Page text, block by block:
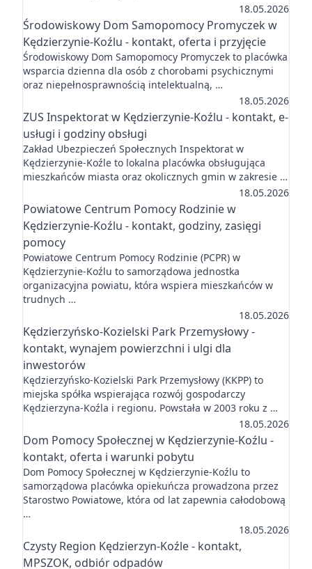
18.05.2026
Środowiskowy Dom Samopomocy Promyczek w
Kędzierzynie-Koźlu - kontakt, oferta i przyjęcie
Środowiskowy Dom Samopomocy Promyczek to placówka
wsparcia dzienna dla osób z chorobami psychicznymi
oraz niepełnosprawnością intelektualną, …
18.05.2026
ZUS Inspektorat w Kędzierzynie-Koźlu - kontakt, e-
usługi i godziny obsługi
Zakład Ubezpieczeń Społecznych Inspektorat w
Kędzierzynie-Koźle to lokalna placówka obsługująca
mieszkańców miasta oraz okolicznych gmin w zakresie …
18.05.2026
Powiatowe Centrum Pomocy Rodzinie w
Kędzierzynie-Koźlu - kontakt, godziny, zasięgi
pomocy
Powiatowe Centrum Pomocy Rodzinie (PCPR) w
Kędzierzynie-Koźlu to samorządowa jednostka
organizacyjna powiatu, która wspiera mieszkańców w
trudnych …
18.05.2026
Kędzierzyńsko-Kozielski Park Przemysłowy -
kontakt, wynajem powierzchni i ulgi dla
inwestorów
Kędzierzyńsko-Kozielski Park Przemysłowy (KKPP) to
miejska spółka wspierająca rozwój gospodarczy
Kędzierzyna-Koźla i regionu. Powstała w 2003 roku z …
18.05.2026
Dom Pomocy Społecznej w Kędzierzynie-Koźlu -
kontakt, oferta i warunki pobytu
Dom Pomocy Społecznej w Kędzierzynie-Koźlu to
samorządowa placówka opiekuńcza prowadzona przez
Starostwo Powiatowe, która od lat zapewnia całodobową
…
18.05.2026
Czysty Region Kędzierzyn-Koźle - kontakt,
MPSZOK, odbiór odpadów